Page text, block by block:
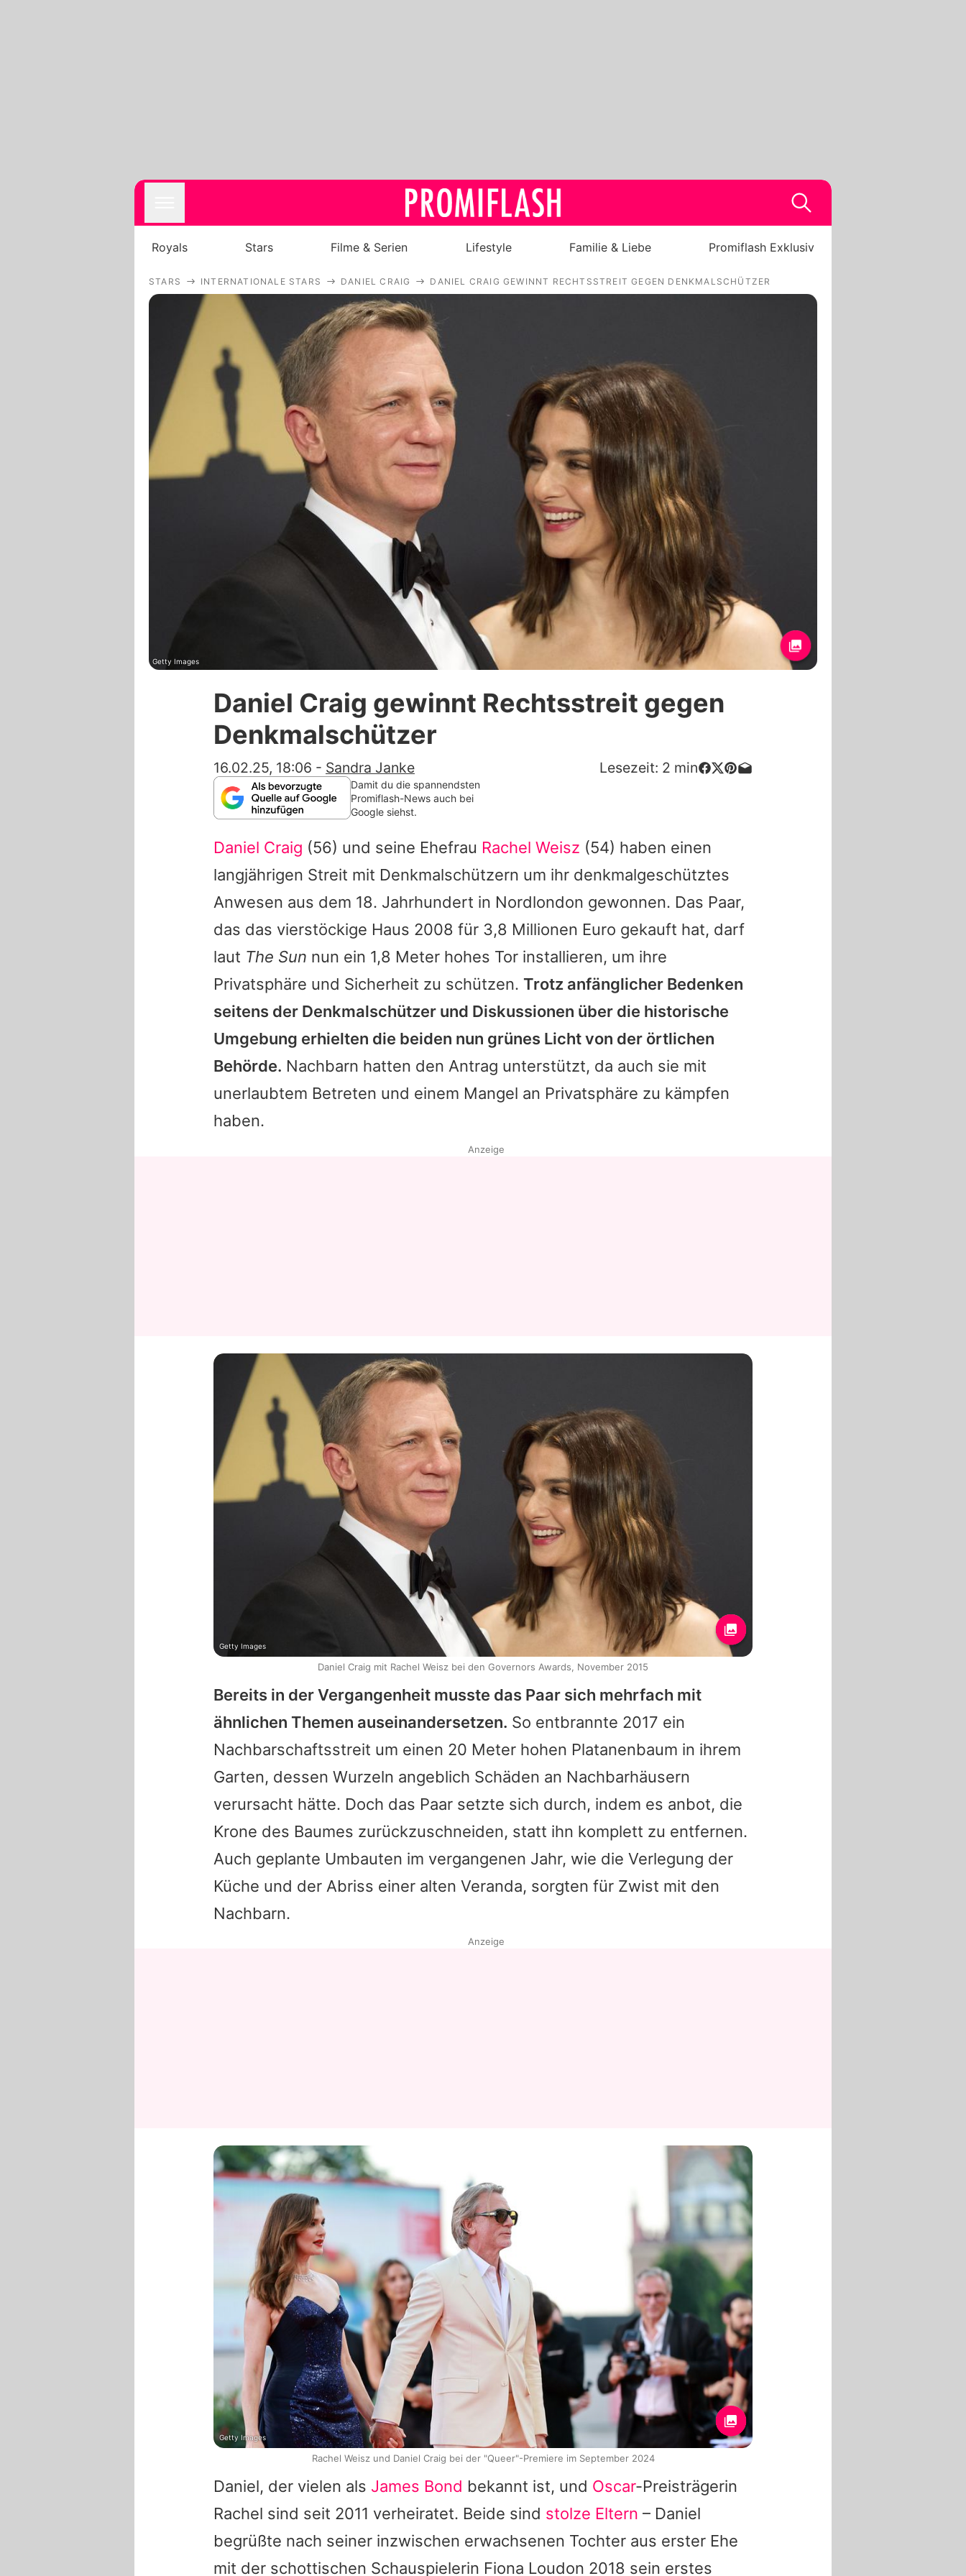
Royals
Filme & Serien
Familie & Liebe
Promiflash Exklusiv
Alle Themen auf Promiflash
App runterladen
Redaktionelle Richtlinien
Impressum
Datenschutzerklärung
Nutzungsbedingungen
Royals Stars Filme & Serien Lifestyle Familie & Liebe Promiflash Exklusiv
STARS INTERNATIONALE STARS DANIEL CRAIG DANIEL CRAIG GEWINNT RECHTSSTREIT GEGEN DENKMALSCHÜTZER
Getty Images
Daniel Craig gewinnt Rechtsstreit gegen
Denkmalschützer
16.02.25, 18:06 - Sandra Janke Lesezeit: 2 min
Damit du die spannendsten
Promiflash-News auch bei
Google siehst.
Daniel Craig (56) und seine Ehefrau Rachel Weisz (54) haben einen
langjährigen Streit mit Denkmalschützern um ihr denkmalgeschütztes
Anwesen aus dem 18. Jahrhundert in Nordlondon gewonnen. Das Paar,
das das vierstöckige Haus 2008 für 3,8 Millionen Euro gekauft hat, darf
laut The Sun nun ein 1,8 Meter hohes Tor installieren, um ihre
Privatsphäre und Sicherheit zu schützen. Trotz anfänglicher Bedenken
seitens der Denkmalschützer und Diskussionen über die historische
Umgebung erhielten die beiden nun grünes Licht von der örtlichen
Behörde. Nachbarn hatten den Antrag unterstützt, da auch sie mit
unerlaubtem Betreten und einem Mangel an Privatsphäre zu kämpfen
haben.
Bereits in der Vergangenheit musste das Paar sich mehrfach mit
ähnlichen Themen auseinandersetzen. So entbrannte 2017 ein
Nachbarschaftsstreit um einen 20 Meter hohen Platanenbaum in ihrem
Garten, dessen Wurzeln angeblich Schäden an Nachbarhäusern
verursacht hätte. Doch das Paar setzte sich durch, indem es anbot, die
Krone des Baumes zurückzuschneiden, statt ihn komplett zu entfernen.
Auch geplante Umbauten im vergangenen Jahr, wie die Verlegung der
Küche und der Abriss einer alten Veranda, sorgten für Zwist mit den
Nachbarn.
Daniel, der vielen als James Bond bekannt ist, und Oscar-Preisträgerin
Rachel sind seit 2011 verheiratet. Beide sind stolze Eltern – Daniel
begrüßte nach seiner inzwischen erwachsenen Tochter aus erster Ehe
mit der schottischen Schauspielerin Fiona Loudon 2018 sein erstes
Anzeige
Getty Images
Daniel Craig mit Rachel Weisz bei den Governors Awards, November 2015
Anzeige
Getty Images
Rachel Weisz und Daniel Craig bei der "Queer"-Premiere im September 2024